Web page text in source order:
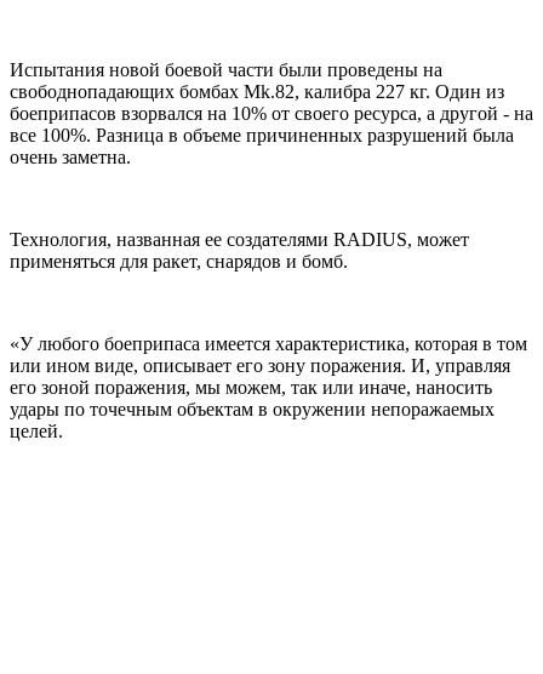
Испытания новой боевой части были проведены на
свободнопадающих бомбах Mk.82, калибра 227 кг. Один из
боеприпасов взорвался на 10% от своего ресурса, а другой - на
все 100%. Разница в объеме причиненных разрушений была
очень заметна.
Технология, названная ее создателями RADIUS, может
применяться для ракет, снарядов и бомб.
«У любого боеприпаса имеется характеристика, которая в том
или ином виде, описывает его зону поражения. И, управляя
его зоной поражения, мы можем, так или иначе, наносить
удары по точечным объектам в окружении непоражаемых
целей.